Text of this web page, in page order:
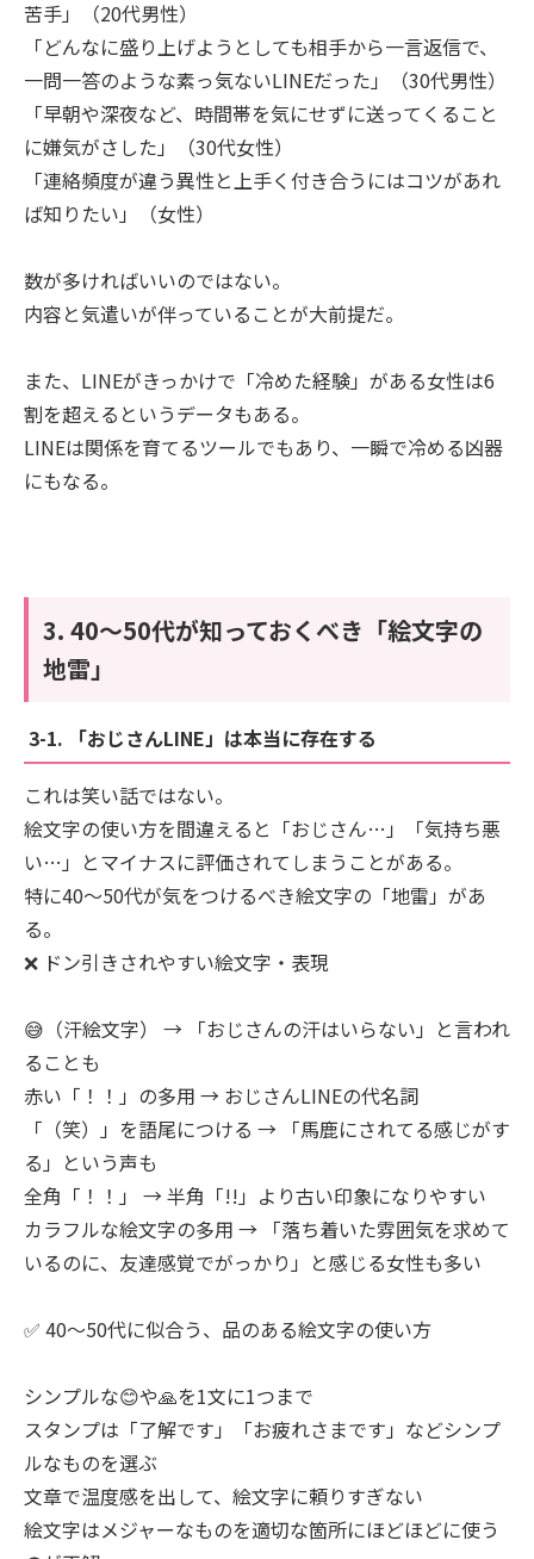
苦手」（20代男性）
「どんなに盛り上げようとしても相手から一言返信で、
一問一答のような素っ気ないLINEだった」（30代男性）
「早朝や深夜など、時間帯を気にせずに送ってくること
に嫌気がさした」（30代女性）
「連絡頻度が違う異性と上手く付き合うにはコツがあれ
ば知りたい」（女性）
数が多ければいいのではない。
内容と気遣いが伴っていることが大前提だ。
また、LINEがきっかけで「冷めた経験」がある女性は6
割を超えるというデータもある。
LINEは関係を育てるツールでもあり、一瞬で冷める凶器
にもなる。
3. 40〜50代が知っておくべき「絵文字の
地雷」
3-1. 「おじさんLINE」は本当に存在する
これは笑い話ではない。
絵文字の使い方を間違えると「おじさん…」「気持ち悪
い…」とマイナスに評価されてしまうことがある。
特に40〜50代が気をつけるべき絵文字の「地雷」があ
る。
❌ ドン引きされやすい絵文字・表現
😅（汗絵文字） → 「おじさんの汗はいらない」と言われ
ることも
赤い「！！」の多用 → おじさんLINEの代名詞
「（笑）」を語尾につける → 「馬鹿にされてる感じがす
る」という声も
全角「！！」 → 半角「!!」より古い印象になりやすい
カラフルな絵文字の多用 → 「落ち着いた雰囲気を求めて
いるのに、友達感覚でがっかり」と感じる女性も多い
✅ 40〜50代に似合う、品のある絵文字の使い方
シンプルな😊や🙏を1文に1つまで
スタンプは「了解です」「お疲れさまです」などシンプ
ルなものを選ぶ
文章で温度感を出して、絵文字に頼りすぎない
絵文字はメジャーなものを適切な箇所にほどほどに使う